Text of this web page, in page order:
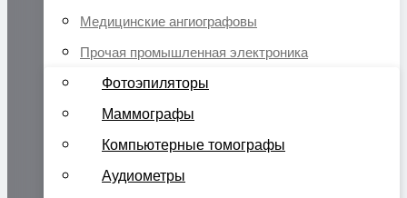
Медицинские ангиографовы
Прочая промышленная электроника
Фотоэпиляторы
Маммографы
Компьютерные томографы
Аудиометры